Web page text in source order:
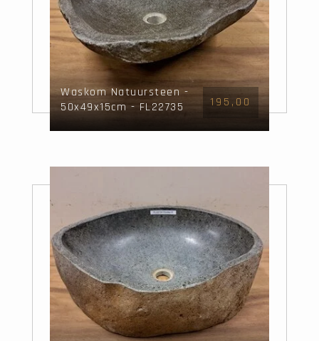
Waskom Natuursteen -
50x49x15cm - FL22735
195,00